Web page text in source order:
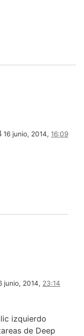
16 junio, 2014, 16:09
junio, 2014, 23:14
izquierdo
de Deep